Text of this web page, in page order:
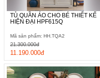
TỦ QUẦN ÁO CHO BÉ THIẾT KẾ
HIỆN ĐẠI HPF615Q
Mã sản phẩm: HH.TQA2
11.190.000đ
21.300.000đ